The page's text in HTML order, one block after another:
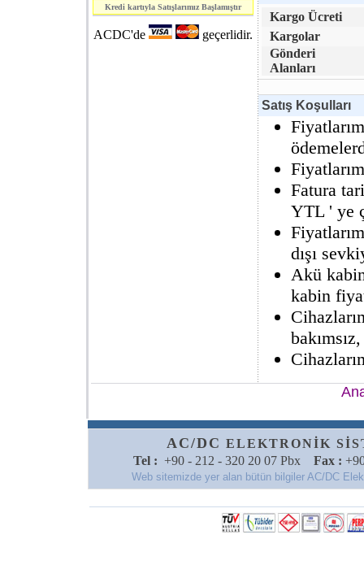
SAFETECHS3.3
SerisiKesintisiz Güç
Kredi kartıyla Satışlarımız Başlamıştır
ACDC'de geçerlidir.
Kargo Ücreti
Kargolar
Gönderi
Alanları
Satış Koşulları
Fatura
YTL ' ye
dışı
Akü
kabin
AC/DC ELEKTRONİK
Tel : +90 - 212 - 320 20 07 Pbx Fax :
Web sitemizde yer alan bütün bilgiler AC/DC